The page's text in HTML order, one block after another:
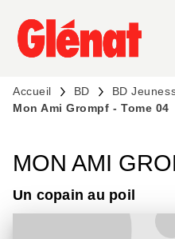
MENU RECHERCHE
PIED DE PAGE
Accueil BD
BD
Mon Ami Grompf - Tome 04
MON AMI
Un copain au poil